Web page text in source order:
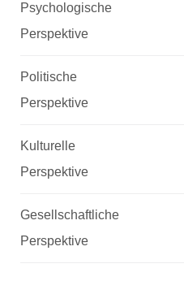
Psychologische
Perspektive
Politische
Perspektive
Kulturelle
Perspektive
Gesellschaftliche
Perspektive